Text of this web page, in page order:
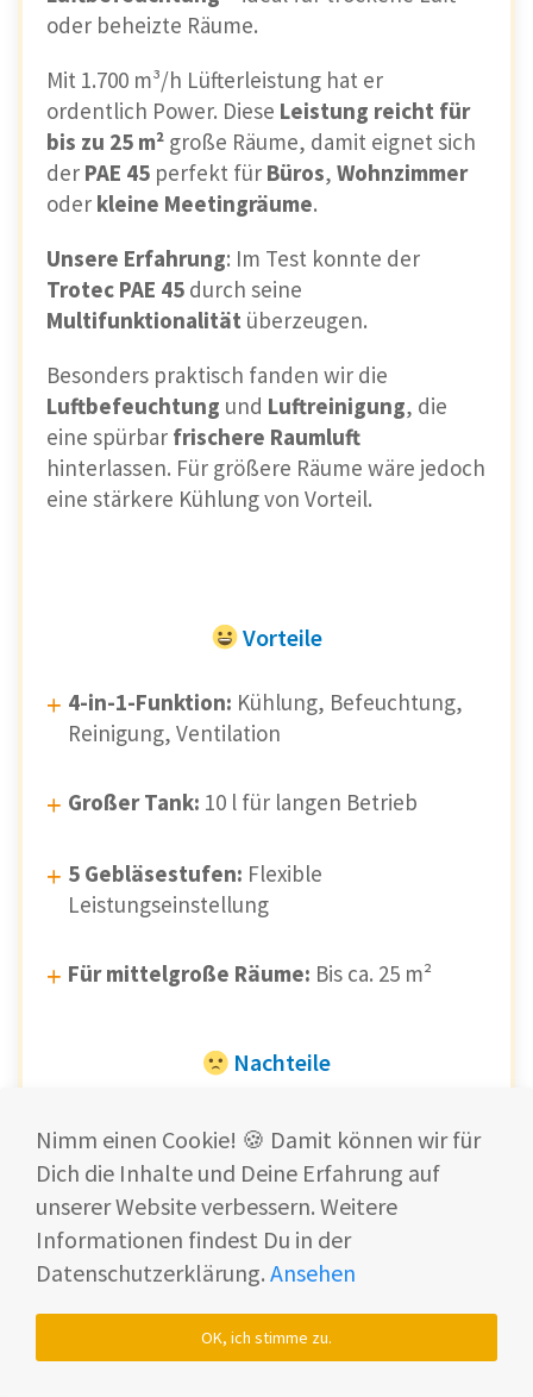
oder beheizte Räume.
Mit 1.700 m³/h Lüfterleistung hat er
ordentlich Power. Diese Leistung reicht für
bis zu 25 m² große Räume, damit eignet sich
der PAE 45 perfekt für Büros, Wohnzimmer
oder kleine Meetingräume.
Unsere Erfahrung: Im Test konnte der
Trotec PAE 45 durch seine
Multifunktionalität überzeugen.
Besonders praktisch fanden wir die
Luftbefeuchtung und Luftreinigung, die
eine spürbar frischere Raumluft
hinterlassen. Für größere Räume wäre jedoch
eine stärkere Kühlung von Vorteil.
Vorteile
4-in-1-Funktion: Kühlung, Befeuchtung,
Reinigung, Ventilation
Großer Tank: 10 l für langen Betrieb
5 Gebläsestufen: Flexible
Leistungseinstellung
Für mittelgroße Räume: Bis ca. 25 m²
Nachteile
Lautstärke:
Ca. 60 dB, in ruhiger
Umgebung hörbar
Größe/Gewicht: 7,5 kg, benötigt mehr
Nimm einen Cookie! 🍪 Damit können wir für
Dich die Inhalte und Deine Erfahrung auf
unserer Website verbessern. Weitere
Informationen findest Du in der
Datenschutzerklärung. Ansehen
OK, ich stimme zu.